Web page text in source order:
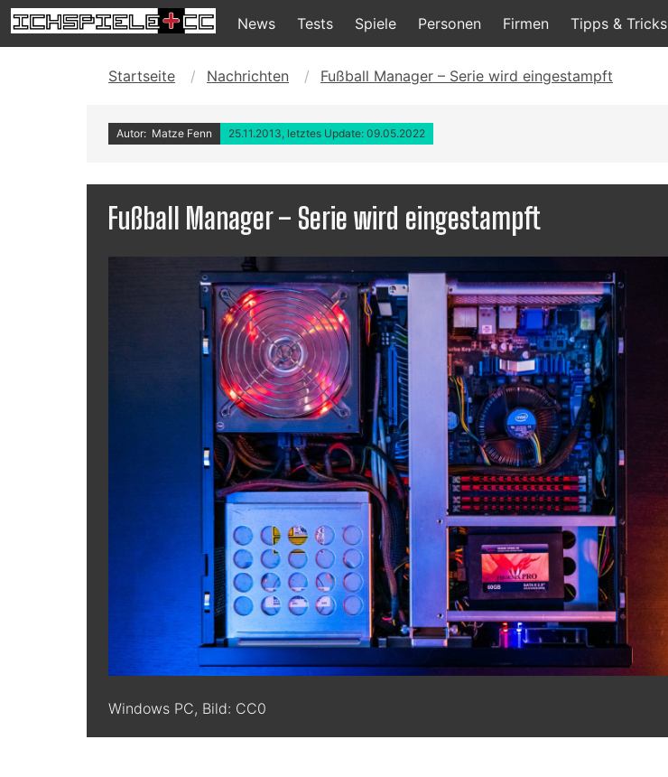
News Tests Spiele Personen Firmen Tipps & Tricks
Startseite Nachrichten Fußball Manager – Serie wird eingestampft
Autor: Matze Fenn 25.11.2013, letztes Update: 09.05.2022
Fußball Manager – Serie wird eingestampft
Windows PC, Bild: CC0